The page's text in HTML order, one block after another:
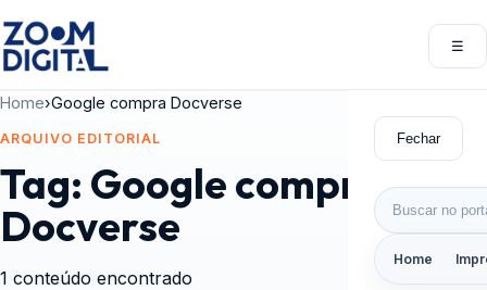
☰
Fechar
Buscar por:
Home
Home›Google compra Docverse
ARQUIVO EDITORIAL
Tag: Google compra
Docverse
1 conteúdo encontrado